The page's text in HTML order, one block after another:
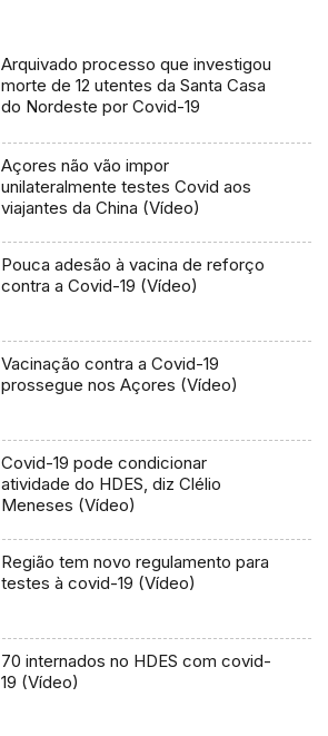
Arquivado processo que investigou
morte de 12 utentes da Santa Casa
do Nordeste por Covid-19
Açores não vão impor
unilateralmente testes Covid aos
viajantes da China (Vídeo)
Pouca adesão à vacina de reforço
contra a Covid-19 (Vídeo)
Vacinação contra a Covid-19
prossegue nos Açores (Vídeo)
Covid-19 pode condicionar
atividade do HDES, diz Clélio
Meneses (Vídeo)
Região tem novo regulamento para
testes à covid-19 (Vídeo)
70 internados no HDES com covid-
19 (Vídeo)